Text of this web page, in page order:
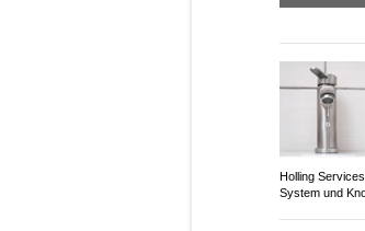
Holling
System und